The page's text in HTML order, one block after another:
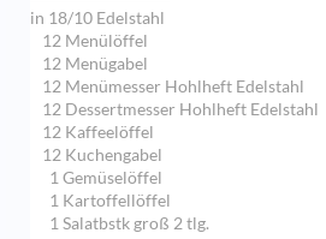
in 18/10 Edelstahl
12 Menülöffel
12 Menügabel
12 Menümesser Hohlheft Edelstahl
12 Dessertmesser Hohlheft Edelstahl
12 Kaffeelöffel
12 Kuchengabel
1 Gemüselöffel
1 Kartoffellöffel
1 Salatbstk groß 2 tlg.